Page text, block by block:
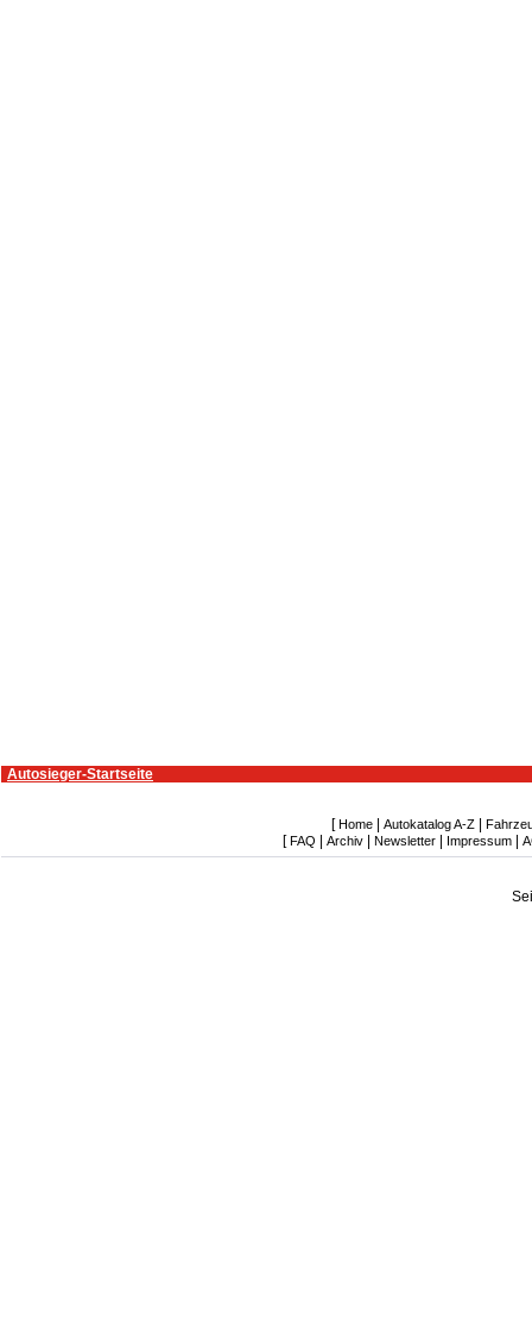
Autosieger-Startseite
[ Home| Autokatalog A-Z|
[ FAQ Archiv Newsletter Impressum